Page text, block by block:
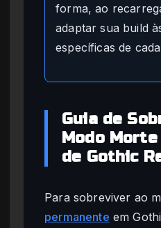
forma, ao
adaptar sua build
específicas de
Guia de
Modo
de Gothic
Para sobreviver ao
permanente em